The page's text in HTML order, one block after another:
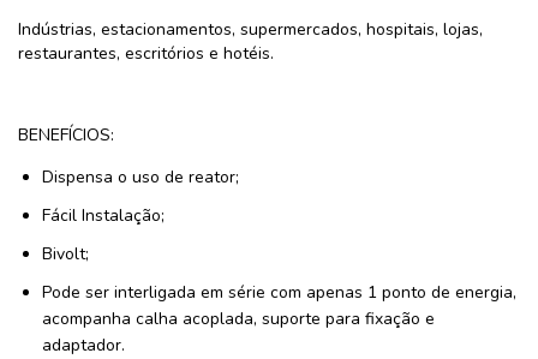
Indústrias, estacionamentos, supermercados, hospitais, lojas,
restaurantes, escritórios e hotéis.
BENEFÍCIOS:
Dispensa o uso de reator;
Fácil Instalação;
Bivolt;
Pode ser interligada em série com apenas 1 ponto de energia,
acompanha calha acoplada, suporte para fixação e
adaptador.